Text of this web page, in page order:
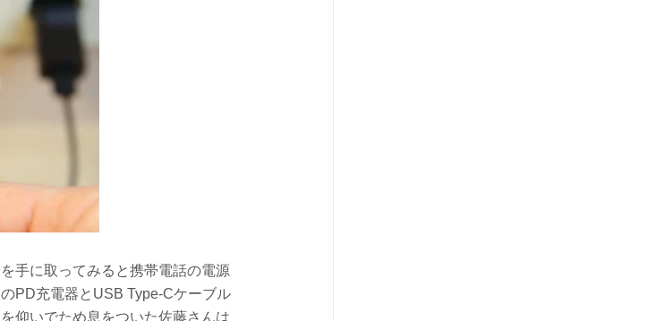
手に取ってみると携帯電話の電源
PD充電器とUSB Type-Cケーブル
仰いでため息をついた佐藤さんは